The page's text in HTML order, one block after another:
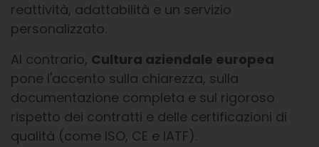
reattività, adattabilità e un servizio
personalizzato.
Al contrario, Cultura aziendale europea
pone l'accento sulla chiarezza, sulla
documentazione completa e sul rigoroso
rispetto dei contratti e delle certificazioni di
qualità (come ISO, CE e IATF).